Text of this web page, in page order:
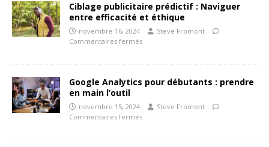
Ciblage publicitaire prédictif : Naviguer
entre efficacité et éthique
novembre 16, 2024
Steve Fromont
Commentaires fermés
Google Analytics pour débutants : prendre
en main l’outil
novembre 15, 2024
Steve Fromont
Commentaires fermés